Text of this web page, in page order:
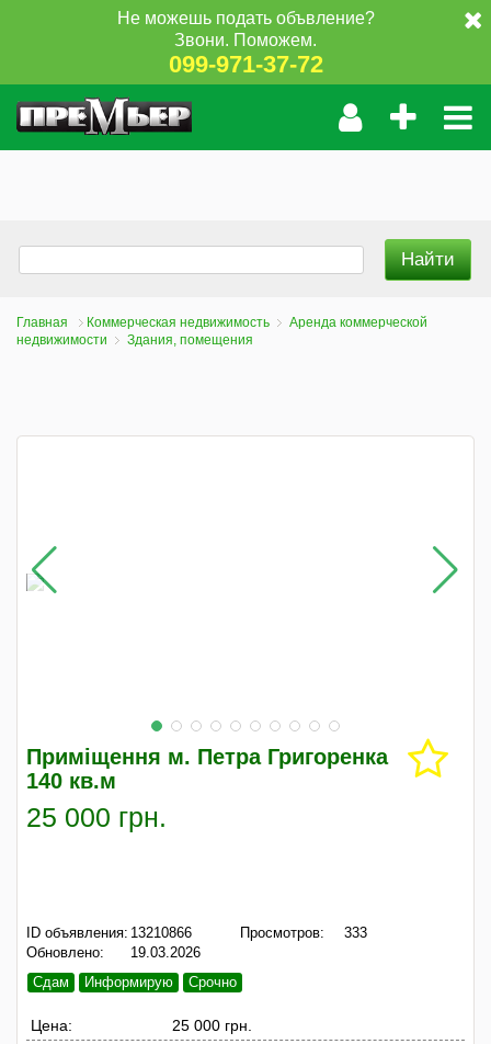
Не можешь подать объвление?
Звони. Поможем.
099-971-37-72
Главная Коммерческая недвижимость
Аренда коммерческой
недвижимости
Здания, помещения
Приміщення м. Петра Григоренка
140 кв.м
25 000 грн.
ID объявления: 13210866
Обновлено:
19.03.2026
Просмотров: 333
Сдам Информирую Срочно
Цена: 25 000 грн.